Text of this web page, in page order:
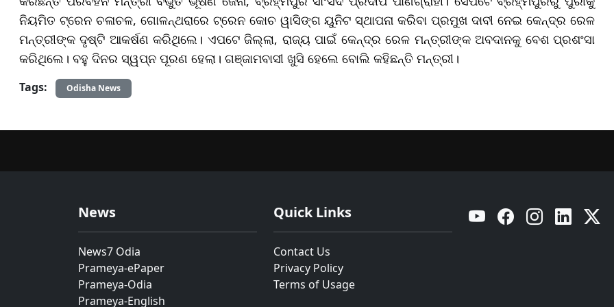
ନିୟମିତ ଟ୍ରେନ ଚଳାଚଳ, ଗୋଳନ୍ଥରାରେ ଟ୍ରେନ କୋଚ ୱାସିଙ୍ଗ ୟୁନିଟ ସ୍ଥାପନା କରିବା ପ୍ରମୁଖ ଦାବୀ ନେଇ କେନ୍ଦ୍ର ରେଳ
ମନ୍ତ୍ରୀଙ୍କ ଦୃଷ୍ଟି ଆକର୍ଷଣ କରିଥିଲେ। ଏପଟେ ଜିଲ୍ଲା, ରାଜ୍ୟ ପାଇଁ କେନ୍ଦ୍ର ରେଳ ମନ୍ତ୍ରୀଙ୍କ ଅବଦାନକୁ ବେଶ ପ୍ରଶଂସା
କରିଥିଲେ। ବହୁ ଦିନର ସ୍ୱପ୍ନ ପୂରଣ ହେଲା। ଗଞ୍ଜାମବାସୀ ଖୁସି ହେଲେ ବୋଲି କହିଛନ୍ତି ମନ୍ତ୍ରୀ।
Tags: Odisha News
News
News7 Odia
Prameya-ePaper
Prameya-Odia
Prameya-English
Quick Links
Contact Us
Privacy Policy
Terms of Usage
YouTube Facebook Instagram